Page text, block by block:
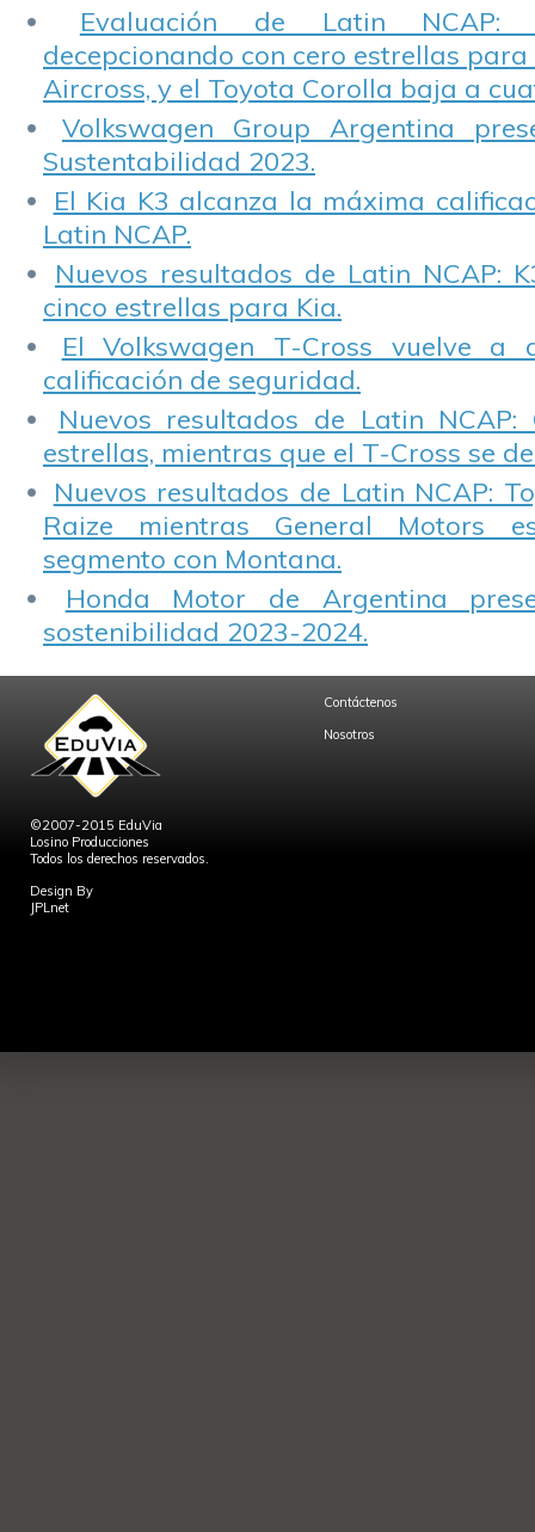
Evaluación de Latin NCAP:
decepcionando con cero estrellas para
Aircross, y el Toyota Corolla baja a
Volkswagen Group Argentina
Sustentabilidad 2023.
El Kia K3 alcanza la máxima
Latin NCAP.
Nuevos resultados de Latin NCAP:
cinco estrellas para Kia.
El Volkswagen T-Cross vuelve a
calificación de seguridad.
Nuevos resultados de Latin NCAP:
estrellas, mientras que el T-Cross se
Nuevos resultados de Latin NCAP:
Raize mientras General Motors
segmento con Montana.
Honda Motor de Argentina
sostenibilidad 2023-2024.
©2007-2015 EduVia
Losino Producciones
Todos los derechos reservados.
Design By
JPLnet
Contáctenos
Nosotros